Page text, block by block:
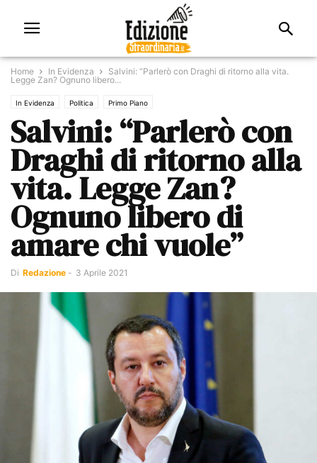
Home In Evidenza
Salvini: “Parlerò con Draghi di ritorno alla vita.
Legge Zan? Ognuno libero...
In Evidenza Politica Primo Piano
Salvini: “Parlerò con
Draghi di ritorno alla
vita. Legge Zan?
Ognuno libero di
amare chi vuole”
Di Redazione - 3 Aprile 2021